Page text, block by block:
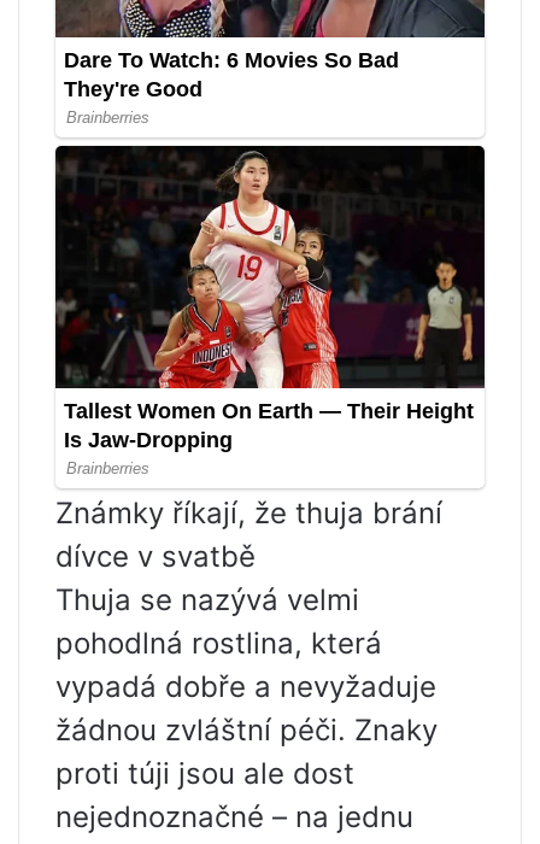
Známky říkají, že thuja brání
dívce v svatbě
Thuja se nazývá velmi
pohodlná rostlina, která
vypadá dobře a nevyžaduje
žádnou zvláštní péči. Znaky
proti túji jsou ale dost
nejednoznačné – na jednu